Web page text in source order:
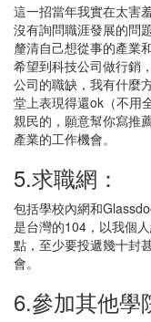
這一招當年我實在太害
沒有詢問職涯發展的問
釐清自己想從事的產業
希望到科技公司做行銷
公司的職缺，我有什麼
堂上表現得還ok（不用
親民的，願意幫你寫推
產業的工作機會。
5.求職網：
包括學校內網和
是台灣的104，以我個
點，至少要投遞幾十封
會。
6.參加其他學